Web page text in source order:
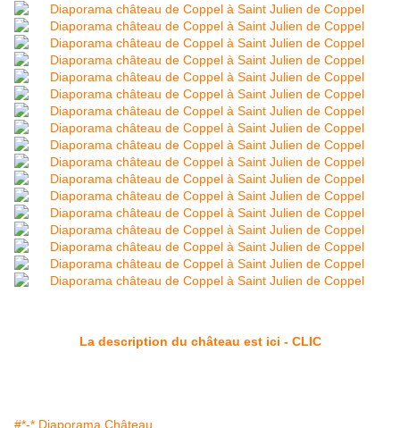
La description du château est ici - CLIC
#*-* Diaporama Château